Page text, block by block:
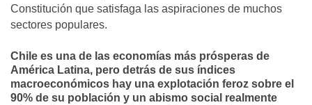
Constitución que satisfaga las aspiraciones de muchos
sectores populares.
Chile es una de las economías más prósperas de
América Latina, pero detrás de sus índices
macroeconómicos hay una explotación feroz sobre el
90% de su población y un abismo social realmente